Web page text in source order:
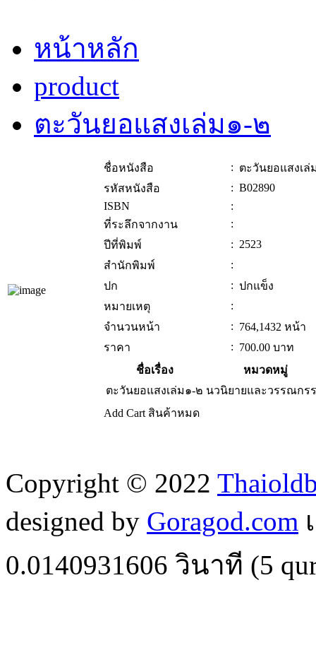
หน้าหลัก
product
ตะวันยอแสงเล่ม๑-๒
ชื่อหนังสือ : ตะวันยอแสงเล่
รหัสหนังสือ
: B02890
ISBN
:
ที่ระลึกจากงาน
:
ปีที่พิมพ์
: 2523
สำนักพิมพ์
:
ปก
: ปกแข็ง
หมายเหตุ
:
จำนวนหน้า
: 764,1432 หน้า
ราคา
: 700.00 บาท
ชื่อเรื่อง
หมวดหมู่
ตะวันยอแสงเล่ม๑-๒ นวนิยายและวรรณกร
Add Cart สินค้าหมด
Copyright © 2022
designed by Goragod.com
0.0140931606 วินาที (5